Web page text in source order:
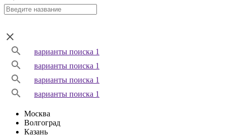
варианты поиска 1
варианты поиска 1
варианты поиска 1
варианты поиска 1
Москва
Волгоград
Казань